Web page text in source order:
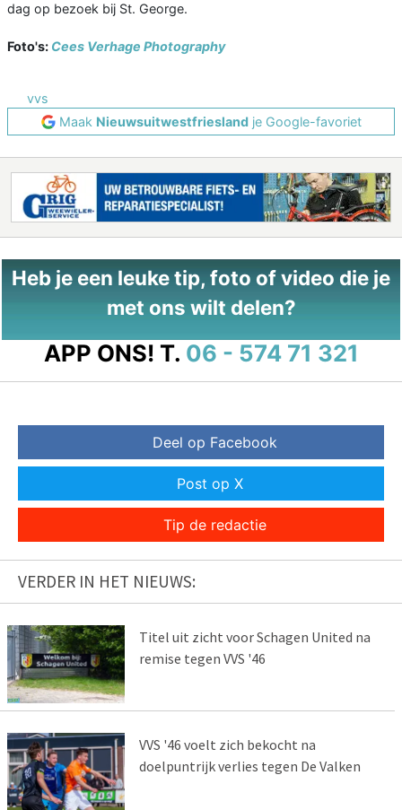
dag op bezoek bij St. George.
Foto's: Cees Verhage Photography
vvs
Maak Nieuwsuitwestfrieslandje Google-favoriet
Heb je een leuke tip, foto of video die je
met ons wilt delen?
APP ONS! T. 06 - 574 71 321
Deel op Facebook
Post op X
Tip de redactie
VERDER IN HET NIEUWS:
Titel uit zicht voor Schagen United na
remise tegen VVS '46
VVS '46 voelt zich bekocht na
doelpuntrijk verlies tegen De Valken